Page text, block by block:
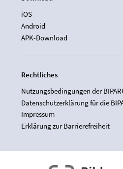
iOS
Android
APK-Download
Rechtliches
Nutzungsbedingungen der
Datenschutzerklärung für die
Impressum
Erklärung zur Barrierefreiheit